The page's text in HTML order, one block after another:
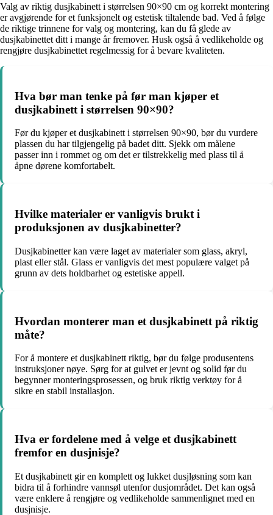
Valg av riktig dusjkabinett i størrelsen 90×90 cm og korrekt montering
er avgjørende for et funksjonelt og estetisk tiltalende bad. Ved å følge
de riktige trinnene for valg og montering, kan du få glede av
dusjkabinettet ditt i mange år fremover. Husk også å vedlikeholde og
rengjøre dusjkabinettet regelmessig for å bevare kvaliteten.
Hva bør man tenke på før man kjøper et
dusjkabinett i størrelsen 90×90?
Før du kjøper et dusjkabinett i størrelsen 90×90, bør du vurdere
plassen du har tilgjengelig på badet ditt. Sjekk om målene
passer inn i rommet og om det er tilstrekkelig med plass til å
åpne dørene komfortabelt.
Hvilke materialer er vanligvis brukt i
produksjonen av dusjkabinetter?
Dusjkabinetter kan være laget av materialer som glass, akryl,
plast eller stål. Glass er vanligvis det mest populære valget på
grunn av dets holdbarhet og estetiske appell.
Hvordan monterer man et dusjkabinett på riktig
måte?
For å montere et dusjkabinett riktig, bør du følge produsentens
instruksjoner nøye. Sørg for at gulvet er jevnt og solid før du
begynner monteringsprosessen, og bruk riktig verktøy for å
sikre en stabil installasjon.
Hva er fordelene med å velge et dusjkabinett
fremfor en dusjnisje?
Et dusjkabinett gir en komplett og lukket dusjløsning som kan
bidra til å forhindre vannsøl utenfor dusjområdet. Det kan også
være enklere å rengjøre og vedlikeholde sammenlignet med en
dusjnisje.